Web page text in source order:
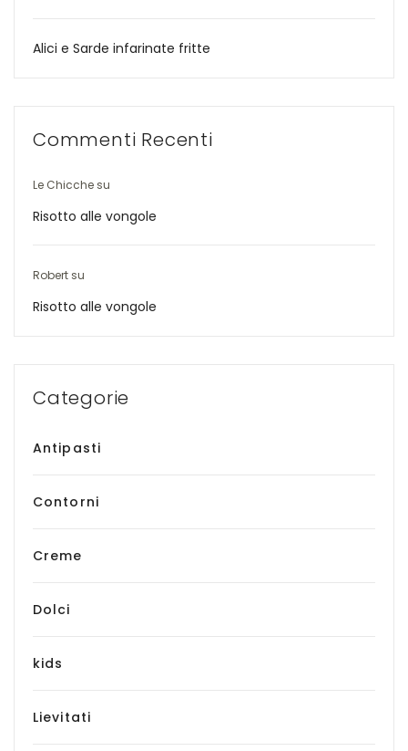
Alici e Sarde infarinate fritte
Commenti Recenti
Le Chicche su
Risotto alle vongole
Robert su
Risotto alle vongole
Categorie
Antipasti
Contorni
Creme
Dolci
kids
Lievitati